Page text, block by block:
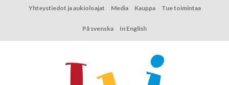
Yhteystiedot ja aukioloajat Media Kauppa Tue toimintaa
På svenska In English